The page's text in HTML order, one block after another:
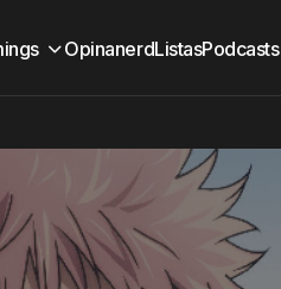
OpinanerdListasPodcasts